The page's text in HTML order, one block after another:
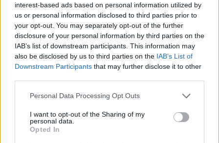
interest-based ads based on personal information utilized by
us or personal information disclosed to third parties prior to
your opt-out. You may separately opt-out of the further
disclosure of your personal information by third parties on the
IAB’s list of downstream participants. This information may
also be disclosed by us to third parties on the IAB’s List of
Downstream Participants that may further disclose it to other
Personal Data Processing Opt Outs
I want to opt-out of the Sharing of my
personal data.
Opted In
Γιατί οι 26°C στο κλιματιστικό δεν αποτελούν
την ιδανική ρύθμιση για όλους